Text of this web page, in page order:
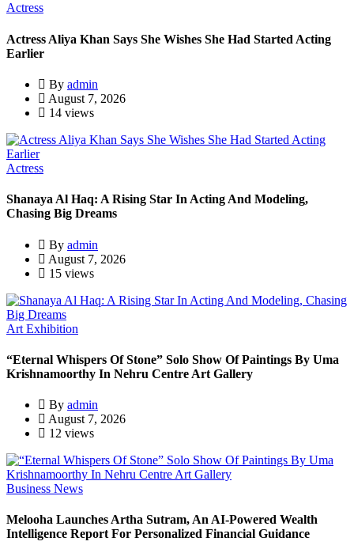
Actress
Actress Aliya Khan Says She Wishes She Had Started Acting
Earlier
By admin
August 7, 2026
14 views
Actress
Shanaya Al Haq: A Rising Star In Acting And Modeling,
Chasing Big Dreams
By admin
August 7, 2026
15 views
Art Exhibition
“Eternal Whispers Of Stone” Solo Show Of Paintings By Uma
Krishnamoorthy In Nehru Centre Art Gallery
By admin
August 7, 2026
12 views
Business News
Melooha Launches Artha Sutram, An AI-Powered Wealth
Intelligence Report For Personalized Financial Guidance